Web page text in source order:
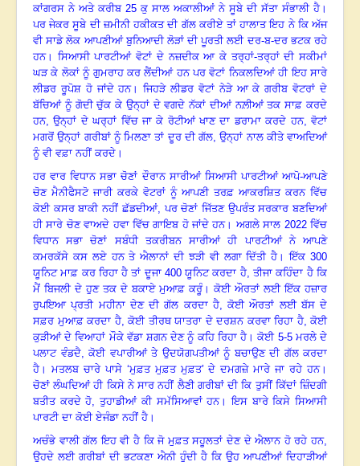
ਕਾਂਗਰਸ ਨੇ ਅਤੇ ਕਰੀਬ 25 ਕੁ ਸਾਲ ਅਕਾਲੀਆਂ ਨੇ ਸੂਬੇ ਦੀ ਸੱਤਾ ਸੰਭਾਲੀ ਹੈ ।
ਪਰ ਜੇਕਰ ਸੂਬੇ ਦੀ ਜ਼ਮੀਨੀ ਹਕੀਕਤ ਦੀ ਗੱਲ ਕਰੀਏ ਤਾਂ ਹਾਲਾਤ ਇਹ ਨੇ ਕਿ ਅੱਜ
ਵੀ ਸਾਡੇ ਲੋਕ ਆਪਣੀਆਂ ਬੁਨਿਆਦੀ ਲੋੜਾਂ ਦੀ ਪੂਰਤੀ ਲਈ ਦਰ-ਬ-ਦਰ ਭਟਕ ਰਹੇ
ਹਨ। ਸਿਆਸੀ ਪਾਰਟੀਆਂ ਵੋਟਾਂ ਦੇ ਨਜ਼ਦੀਕ ਆ ਕੇ ਤਰ੍ਹਾਂ-ਤਰ੍ਹਾਂ ਦੀ ਸਕੀਮਾਂ
ਘੜ ਕੇ ਲੋਕਾਂ ਨੂੰ ਗੁਮਰਾਹ ਕਰ ਲੈਂਦੀਆਂ ਹਨ ਪਰ ਵੋਟਾਂ ਨਿਕਲਦਿਆਂ ਹੀ ਇਹ ਸਾਰੇ
ਲੀਡਰ ਰੂਪੋਸ਼ ਹੋ ਜਾਂਦੇ ਹਨ।ਜਿਹੜੇ ਲੀਡਰ ਵੋਟਾਂ ਨੇੜੇ ਆ ਕੇ ਗਰੀਬ ਵੋਟਰਾਂ ਦੇ
ਬੱਚਿਆਂ ਨੂੰ ਗੋਦੀ ਚੁੱਕ ਕੇ ਉਨ੍ਹਾਂ ਦੇ ਵਗਦੇ ਨੱਕਾਂ ਦੀਆਂ ਨਲ਼ੀਆਂ ਤਕ ਸਾਫ਼ ਕਰਦੇ
ਹਨ,ਉਨ੍ਹਾਂ ਦੇ ਘਰ੍ਹਾਂ ਵਿੱਚ ਜਾ ਕੇ ਰੋਟੀਆਂ ਖਾਣ ਦਾ ਡਰਾਮਾ ਕਰਦੇ ਹਨ,ਵੋਟਾਂ
ਮਗਰੋਂ ਉਨ੍ਹਾਂ ਗਰੀਬਾਂ ਨੂੰ ਮਿਲਣਾ ਤਾਂ ਦੂਰ ਦੀ ਗੱਲ,ਉਨ੍ਹਾਂ ਨਾਲ ਕੀਤੇ ਵਾਅਦਿਆਂ
ਨੂੰ ਵੀ ਵਫ਼ਾ ਨਹੀਂ ਕਰਦੇ ।
ਹਰ ਵਾਰ ਵਿਧਾਨ ਸਭਾ ਚੋਣਾਂ ਦੌਰਾਨ ਸਾਰੀਆਂ ਸਿਆਸੀ ਪਾਰਟੀਆਂ ਆਪੋ-ਆਪਣੇ
ਚੋਣ ਮੈਨੀਫੈਸਟੋ ਜਾਰੀ ਕਰਕੇ ਵੋਟਰਾਂ ਨੂੰ ਆਪਣੀ ਤਰਫ਼ ਆਕਰਸ਼ਿਤ ਕਰਨ ਵਿੱਚ
ਕੋਈ ਕਸਰ ਬਾਕੀ ਨਹੀਂ ਛੱਡਦੀਆਂ, ਪਰ ਚੋਣਾਂ ਜਿੱਤਣ ਉਪਰੰਤ ਸਰਕਾਰ ਬਣਦਿਆਂ
ਹੀ ਸਾਰੇ ਚੋਣ ਵਾਅਦੇ ਹਵਾ ਵਿੱਚ ਗਾਇਬ ਹੋ ਜਾਂਦੇ ਹਨ। ਅਗਲੇ ਸਾਲ 2022ਵਿੱਚ
ਵਿਧਾਨ ਸਭਾ ਚੋਣਾਂ ਸਬੰਧੀ ਤਕਰੀਬਨ ਸਾਰੀਆਂ ਹੀ ਪਾਰਟੀਆਂ ਨੇ ਆਪਣੇ
ਕਮਰਕੱਸੇ ਕਸ ਲਏ ਹਨ ਤੇ ਐਲਾਨਾਂ ਦੀ ਝੜੀ ਵੀ ਲਗਾ ਦਿੱਤੀ ਹੈ ।ਇੱਕ300
ਯੂਨਿਟ ਮਾਫ਼ ਕਰ ਰਿਹਾ ਹੈ ਤਾਂ ਦੂਜਾ 400ਯੂਨਿਟ ਕਰਦਾ ਹੈ, ਤੀਜਾ ਕਹਿੰਦਾ ਹੈ ਕਿ
ਮੈਂ ਬਿਜਲੀ ਦੇ ਹੁਣ ਤਕ ਦੇ ਬਕਾਏ ਮੁਆਫ਼ ਕਰੂੰ। ਕੋਈ ਔਰਤਾਂ ਲਈ ਇੱਕ ਹਜ਼ਾਰ
ਰੁਪਇਆ ਪ੍ਰਤੀ ਮਹੀਨਾ ਦੇਣ ਦੀ ਗੱਲ ਕਰਦਾ ਹੈ, ਕੋਈ ਔਰਤਾਂ ਲਈ ਬੱਸ ਦੇ
ਸਫ਼ਰ ਮੁਆਫ਼ ਕਰਦਾ ਹੈ, ਕੋਈ ਤੀਰਥ ਯਾਤਰਾ ਦੇ ਦਰਸ਼ਨ ਕਰਵਾ ਰਿਹਾ ਹੈ, ਕੋਈ
ਕੁੜੀਆਂ ਦੇ ਵਿਆਹਾਂ ਮੌਕੇ ਵੱਡਾ ਸ਼ਗਨ ਦੇਣ ਨੂੰ ਕਹਿ ਰਿਹਾ ਹੈ। ਕੋਈ 5-5ਮਰਲੇ ਦੇ
ਪਲਾਟ ਵੰਡਦੈ, ਕੋਈ ਵਪਾਰੀਆਂ ਤੇ ਉਦਯੋਗਪਤੀਆਂ ਨੂੰ ਬਚਾਉਣ ਦੀ ਗੱਲ ਕਰਦਾ
ਹੈ । ਮਤਲਬ ਚਾਰੇ ਪਾਸੇ ‘ਮੁਫ਼ਤ ਮੁਫ਼ਤ ਮੁਫ਼ਤ’ ਦੇ ਦਮਗਜ਼ੇ ਮਾਰੇ ਜਾ ਰਹੇ ਹਨ।
ਚੋਣਾਂ ਲੰਘਦਿਆਂ ਹੀ ਕਿਸੇ ਨੇ ਸਾਰ ਨਹੀਂ ਲੈਣੀ ਗਰੀਬਾਂ ਦੀ ਕਿ ਤੁਸੀਂ ਕਿੱਦਾਂ ਜ਼ਿੰਦਗੀ
ਬਤੀਤ ਕਰਦੇ ਹੋ,ਤੁਹਾਡੀਆਂ ਕੀ ਸਮੱਸਿਆਵਾਂ ਹਨ। ਇਸ ਬਾਰੇ ਕਿਸੇ ਸਿਆਸੀ
ਪਾਰਟੀ ਦਾ ਕੋਈ ਏਜੰਡਾ ਨਹੀਂ ਹੈ ।
ਅਚੰਭੇ ਵਾਲੀ ਗੱਲ ਇਹ ਵੀ ਹੈ ਕਿ ਜੋ ਮੁਫ਼ਤ ਸਹੂਲਤਾਂ ਦੇਣ ਦੇ ਐਲਾਨ ਹੋ ਰਹੇ ਹਨ,
ਉਹਦੇ ਲਈ ਗਰੀਬਾਂ ਦੀ ਭਟਕਣਾ ਐਨੀ ਹੁੰਦੀ ਹੈ ਕਿ ਉਹ ਆਪਣੀਆਂ ਦਿਹਾੜੀਆਂ